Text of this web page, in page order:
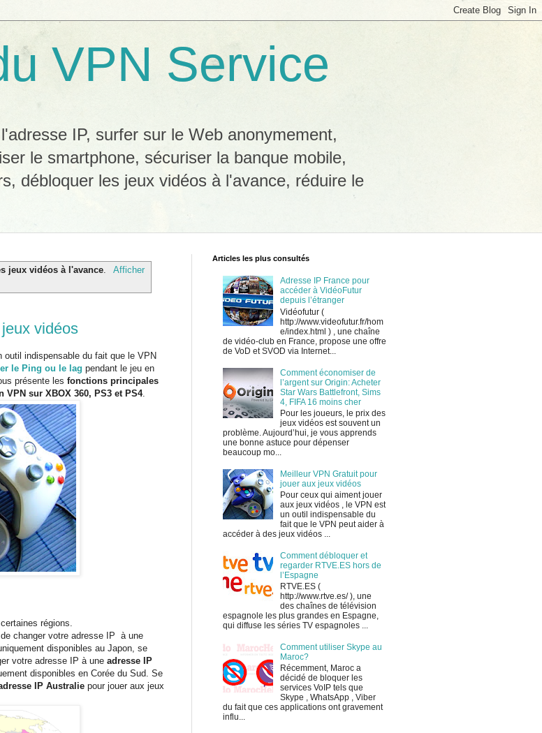
VPN Service
IP, surfer sur le Web anonymement,
le smartphone, sécuriser la banque mobile,
débloquer les jeux vidéos à l'avance, réduire le
jeux vidéos à l'avance
Afficher
vidéos
outil indispensable du fait que le VPN
le Ping ou le lag pendant le jeu en
présente les fonctions principales
VPN sur XBOX 360, PS3 et PS4.
régions.
changer votre adresse IP à une
disponibles au Japon, se
votre adresse IP à une adresse IP
disponibles en Corée du Sud. Se
IP Australie pour jouer aux jeux
Articles les plus consultés
Adresse IP France pour
accéder à VidéoFutur
depuis l’étranger
Vidéofutur (
http://www.videofutur.fr/hom
e/index.html ) , une chaîne
de vidéo-club en France, propose une offre
de VoD et SVOD via Internet...
Comment économiser de
l’argent sur Origin: Acheter
Star Wars Battlefront, Sims
4, FIFA 16 moins cher
Pour les joueurs, le prix des
jeux vidéos est souvent un
problème. Aujourd’hui, je vous apprends
une bonne astuce pour dépenser
beaucoup mo...
Meilleur VPN Gratuit pour
jouer aux jeux vidéos
Pour ceux qui aiment jouer
aux jeux vidéos , le VPN est
un outil indispensable du
fait que le VPN peut aider à
accéder à des jeux vidéos ...
Comment débloquer et
regarder RTVE.ES hors de
l’Espagne
RTVE.ES (
http://www.rtve.es/ ), une
des chaînes de télévision
espagnole les plus grandes en Espagne,
qui diffuse les séries TV espagnoles ...
Comment utiliser Skype au
Maroc?
Récemment, Maroc a
décidé de bloquer les
services VoIP tels que
Skype , WhatsApp , Viber
du fait que ces applications ont gravement
influ...